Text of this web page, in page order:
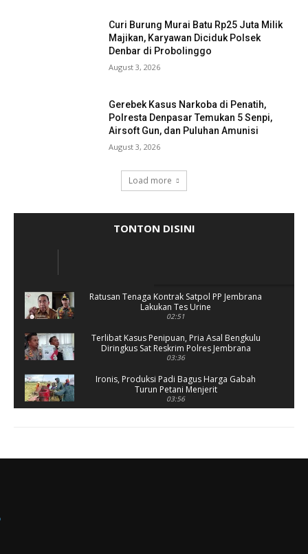
Curi Burung Murai Batu Rp25 Juta Milik
Majikan, Karyawan Diciduk Polsek
Denbar di Probolinggo
August 3, 2026
Gerebek Kasus Narkoba di Penatih,
Polresta Denpasar Temukan 5 Senpi,
Airsoft Gun, dan Puluhan Amunisi
August 3, 2026
Load more
TONTON DISINI
Ratusan Tenaga Kontrak Satpol PP Jembrana
Lakukan Tes Urine
02:51
Terlibat Kasus Penipuan, Pria Asal Bengkulu
Diringkus Sat Reskrim Polres Jembrana
03:36
Ironis, Produksi Padi Bagus Harga Gabah
Turun Petani Menjerit
03:56
Polres Jembrana Bekuk Pelaku Pencurian